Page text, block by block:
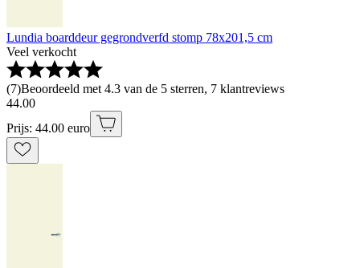
Lundia boarddeur gegrondverfd stomp 78x201,5 cm
Veel verkocht
(7)Beoordeeld met 4.3 van de 5 sterren, 7 klantreviews
44.00
Prijs: 44.00 euro